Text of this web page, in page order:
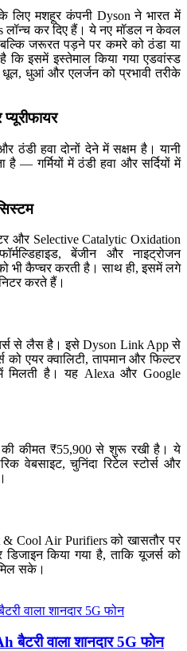
लिए मशहूर कंपनी Dyson ने भारत में
कर दिए हैं। ये नए मॉडल न केवल
जरूरत पड़ने पर कमरे को ठंडा या
कि इसमें इस्तेमाल किया गया एडवांस्ड
धुआं और एलर्जन को प्रभावी तरीके
ठंडी हवा दोनों देने में सक्षम है। यानी
— गर्मियों में ठंडी हवा और सर्दियों में
और Selective Catalytic Oxidation
बेंजीन और नाइट्रोजन
भी कैप्चर करती है। साथ ही, इसमें लगे
करते हैं।
से लैस है। इसे Dyson Link App से
एयर क्वालिटी, तापमान और फिल्टर
मिलती है। यह Alexa और Google
कीमत ₹55,900 से शुरू रखी है। ये
वेबसाइट, चुनिंदा रिटेल स्टोर्स और
Cool Air Purifiers को खासतौर पर
डिजाइन किया गया है, ताकि यूजर्स को
सके।
बैटरी वाला शानदार 5G फोन